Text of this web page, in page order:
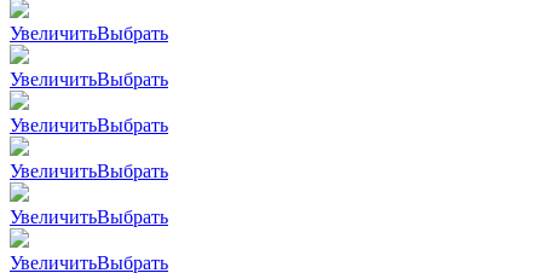
УвеличитьВыбрать
УвеличитьВыбрать
УвеличитьВыбрать
УвеличитьВыбрать
УвеличитьВыбрать
УвеличитьВыбрать